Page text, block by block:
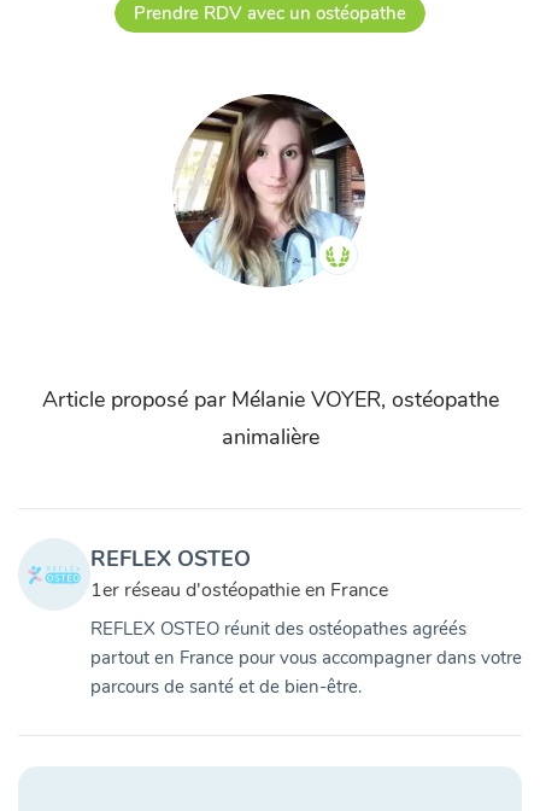
Prendre RDV avec un ostéopathe
Article proposé par Mélanie VOYER, ostéopathe
animalière
REFLEX OSTEO
1er réseau d'ostéopathie en France
REFLEX OSTEO réunit des ostéopathes agréés
partout en France pour vous accompagner dans votre
parcours de santé et de bien-être.